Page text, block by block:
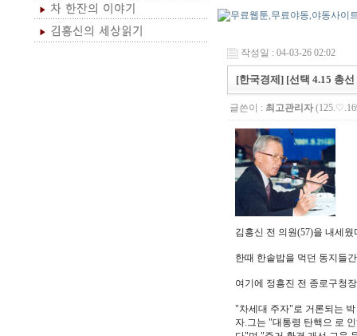
작성일 : 04-03-26 02:02
[한국경제] [선택 4.15 총
글쓴이 : 최고관리자
김홍신 전 의원(57)을 내세웠
한때 한솥밥을 먹던 동지들
여기에 정흥진 전 종로구청
"차세대 주자"로 거론되는
자.그는 "대통령 탄핵으 로